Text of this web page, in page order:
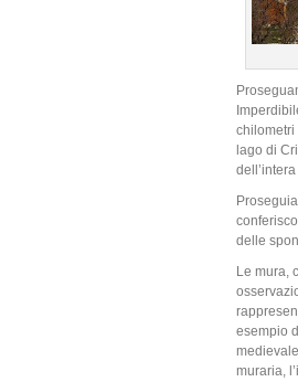
chilometri
lago di
delle
Le mura,
esempio
muraria,